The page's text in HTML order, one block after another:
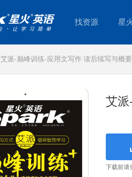
找资源 星
艾派-巅峰训练-应用文写作 读后续写与概
艾
下载前请